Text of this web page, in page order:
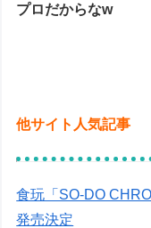
プロだからなw
他サイト人気記事
食玩「SO-DO
発売決定